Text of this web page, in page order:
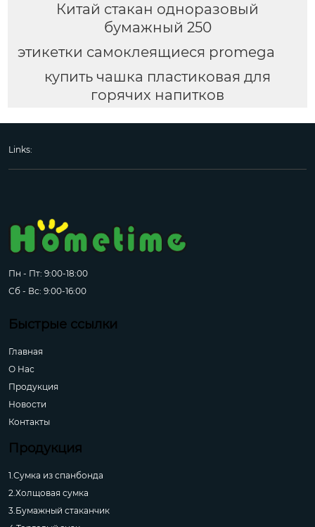
Китай стакан одноразовый
бумажный 250
этикетки самоклеящиеся promega
купить чашка пластиковая для
горячих напитков
Links:
Пн - Пт: 9:00-18:00
Сб - Вс: 9:00-16:00
Быстрые ссылки
Главная
О Hас
Продукция
Новости
Контакты
Продукция
1.Сумка из спанбонда
2.Холщовая сумка
3.Бумажный стаканчик